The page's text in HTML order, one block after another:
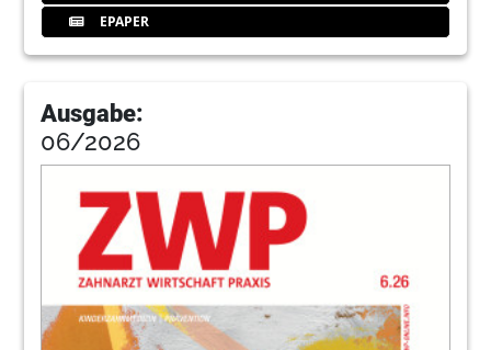
Fmgantrag
41 Zmfokus
Klein
56 Nid
EPAPER
Ausgabe:
06/2026